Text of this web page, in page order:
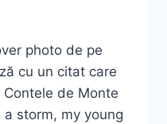
photo de pe
cu un citat care
de Monte
a storm, my young